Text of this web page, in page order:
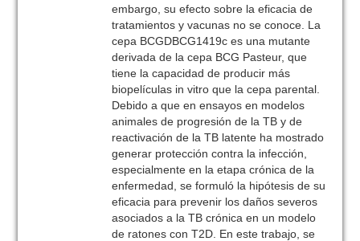
embargo, su efecto sobre la eficacia de
tratamientos y vacunas no se conoce. La
cepa BCGDBCG1419c es una mutante
derivada de la cepa BCG Pasteur, que
tiene la capacidad de producir más
biopelículas in vitro que la cepa parental.
Debido a que en ensayos en modelos
animales de progresión de la TB y de
reactivación de la TB latente ha mostrado
generar protección contra la infección,
especialmente en la etapa crónica de la
enfermedad, se formuló la hipótesis de su
eficacia para prevenir los daños severos
asociados a la TB crónica en un modelo
de ratones con T2D. En este trabajo, se